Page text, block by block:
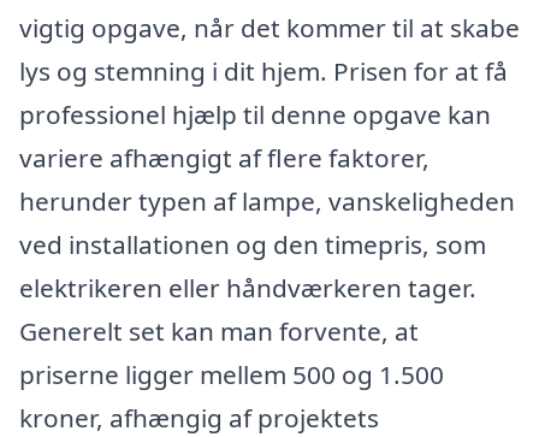
vigtig opgave, når det kommer til at skabe
lys og stemning i dit hjem. Prisen for at få
professionel hjælp til denne opgave kan
variere afhængigt af flere faktorer,
herunder typen af lampe, vanskeligheden
ved installationen og den timepris, som
elektrikeren eller håndværkeren tager.
Generelt set kan man forvente, at
priserne ligger mellem 500 og 1.500
kroner, afhængig af projektets